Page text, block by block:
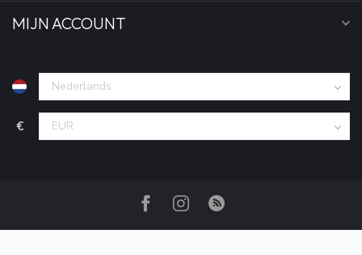
MIJN ACCOUNT
€